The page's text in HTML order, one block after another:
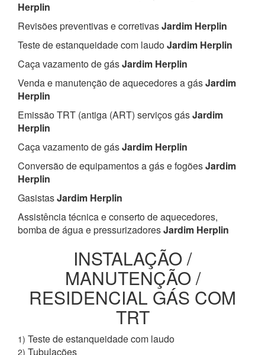
Herplin
Revisões preventivas e corretivasJardim Herplin
Teste de estanqueidade com laudoJardim Herplin
Caça vazamento de gásJardim Herplin
Venda e manutenção de aquecedores a gásJardim
Herplin
Emissão TRT (antiga (ART) serviços gásJardim
Herplin
Caça vazamento de gásJardim Herplin
Conversão de equipamentos a gás e fogõesJardim
Herplin
GasistasJardim Herplin
Assistência técnica e conserto de aquecedores,
bomba de água e pressurizadoresJardim Herplin
INSTALAÇÃO /
MANUTENÇÃO /
RESIDENCIAL GÁS COM
TRT
1) Teste de estanqueidade com laudo
2) Tubulações